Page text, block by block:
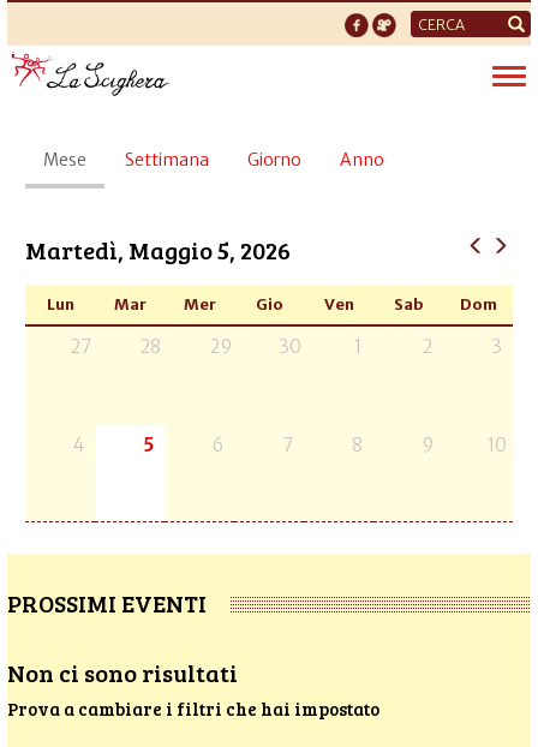
Form
di
ricerca
Schede
primarie
Mese (scheda
attiva)
Settimana Giorno Anno
Martedì, Maggio 5, 2026
Lun Mar Mer Gio Ven Sab Dom
27 28 29 30 1 2 3
4 5 6 7 8 9 10
PROSSIMI EVENTI
Non ci sono risultati
Prova a cambiare i filtri che hai impostato